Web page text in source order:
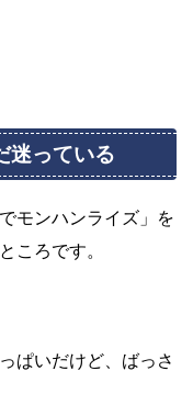
迷っている
モンハンライズ」を
ころです。
ぱいだけど、ばっさ